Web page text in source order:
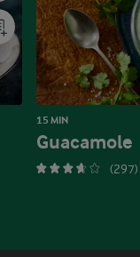
15 MIN
Guacamole
(297)